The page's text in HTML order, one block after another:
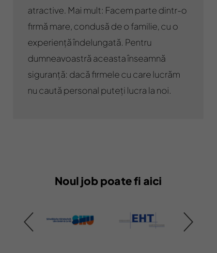
atractive. Mai mult: Facem parte dintr-o
firmă mare, condusă de o familie, cu o
experiență îndelungată. Pentru
dumneavoastră aceasta înseamnă
siguranță: dacă firmele cu care lucrăm
nu caută personal puteți lucra la noi.
Noul job poate fi aici